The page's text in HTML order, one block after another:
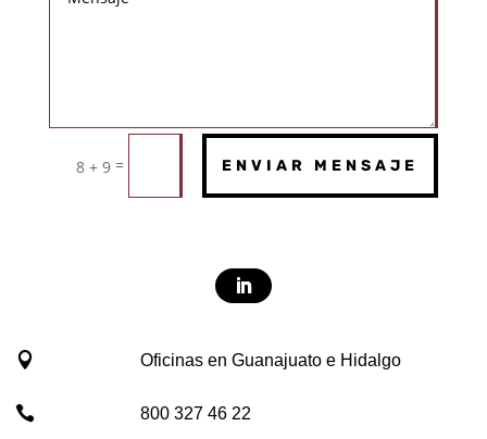
8 + 9 = ENVIAR MENSAJE
 Oficinas en Guanajuato e Hidalgo
 800 327 46 22